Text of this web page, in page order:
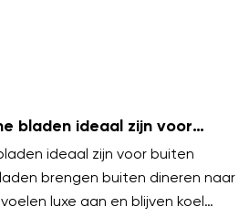
bladen ideaal zijn voor
ideaal zijn voor buiten
brengen buiten dineren naar
luxe aan en blijven koel